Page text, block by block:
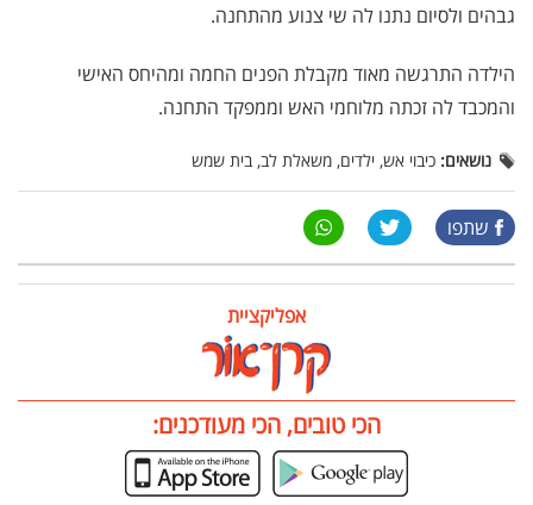
גבהים ולסיום נתנו לה שי צנוע מהתחנה.
הילדה התרגשה מאוד מקבלת הפנים החמה ומהיחס האישי
והמכבד לה זכתה מלוחמי האש וממפקד התחנה.
נושאים: כיבוי אש, ילדים, משאלת לב, בית שמש
שתפו
אפליקציית
הכי טובים, הכי מעודכנים: